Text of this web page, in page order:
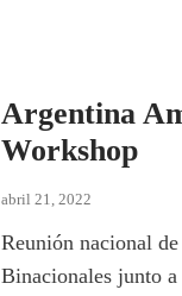
Argentina
Workshop
abril 21, 2022
Reunión nacional
Binacionales junto